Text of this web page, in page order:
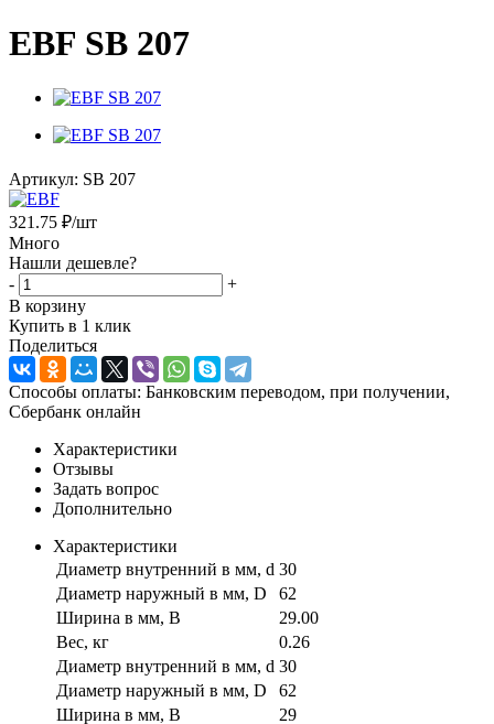
EBF SB 207
Артикул: SB 207
321.75 ₽/шт
Много
Нашли дешевле?
-
+
В корзину
Купить в 1 клик
Поделиться
Способы оплаты: Банковским переводом, при получении,
Сбербанк онлайн
Характеристики
Отзывы
Задать вопрос
Дополнительно
Характеристики
Диаметр внутренний в мм, d 30
Диаметр наружный в мм, D
62
Ширина в мм, B
29.00
Вес, кг
0.26
Диаметр внутренний в мм, d 30
Диаметр наружный в мм, D
62
Ширина в мм, B
29